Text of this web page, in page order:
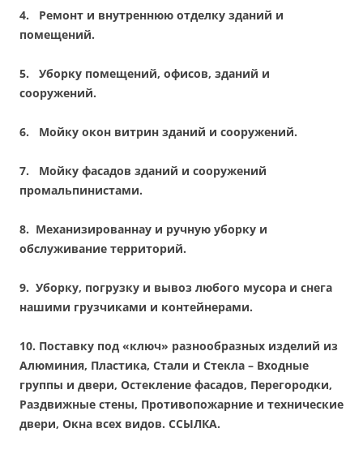
4. Ремонт и внутреннюю отделку зданий и
помещений.
5. Уборку помещений, офисов, зданий и
сооружений.
6. Мойку окон витрин зданий и сооружений.
7. Мойку фасадов зданий и сооружений
промальпинистами.
8. Механизированнау и ручную уборку и
обслуживание территорий.
9. Уборку, погрузку и вывоз любого мусора и снега
нашими грузчиками и контейнерами.
10. Поставку под «ключ» разнообразных изделий из
Алюминия, Пластика, Стали и Стекла – Входные
группы и двери, Остекление фасадов, Перегородки,
Раздвижные стены, Противопожарние и технические
двери, Окна всех видов. ССЫЛКА.